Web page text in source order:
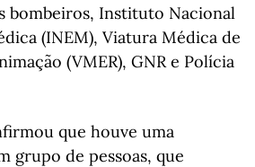
bombeiros, Instituto Nacional
(INEM), Viatura Médica de
(VMER), GNR e Polícia
que houve uma
grupo de pessoas, que